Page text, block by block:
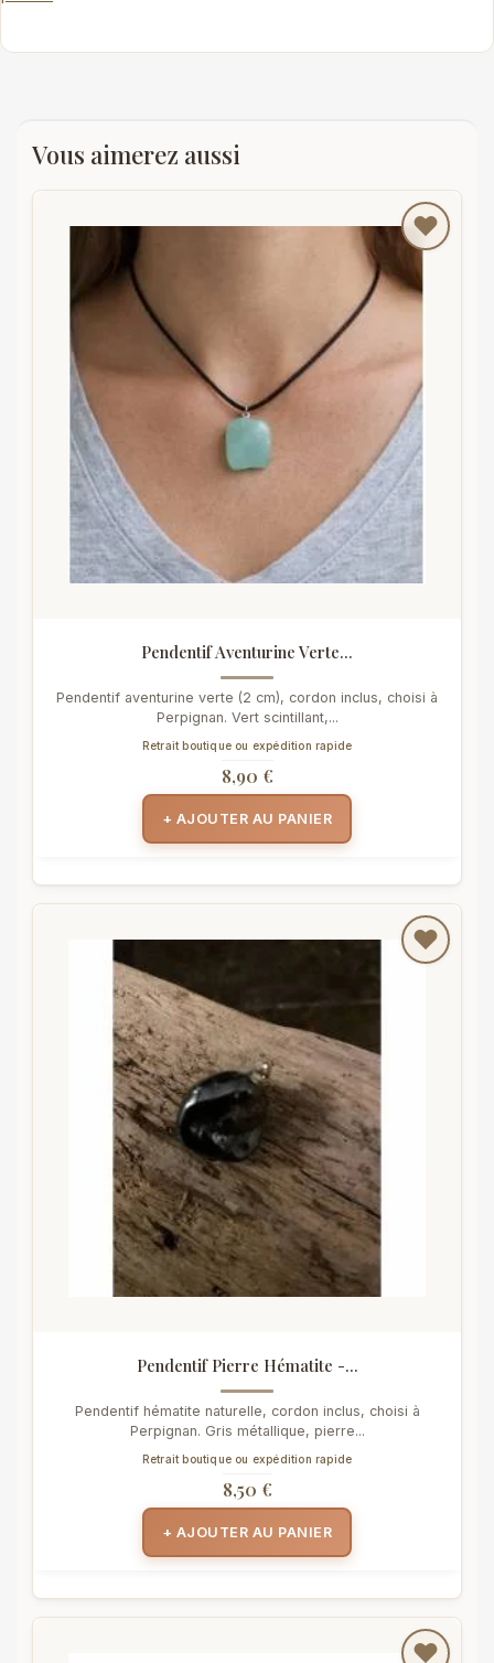
Vous aimerez aussi
Pendentif Aventurine Verte...
Pendentif aventurine verte (2 cm), cordon inclus, choisi à
Perpignan. Vert scintillant,...
Retrait boutique ou expédition rapide
8,90 €
+ AJOUTER AU PANIER
Pendentif Pierre Hématite -...
Pendentif hématite naturelle, cordon inclus, choisi à
Perpignan. Gris métallique, pierre...
Retrait boutique ou expédition rapide
8,50 €
+ AJOUTER AU PANIER